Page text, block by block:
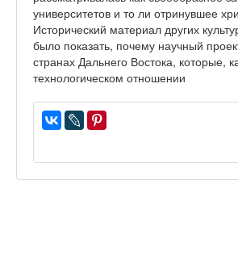
университетов и то ли отринувшее
Исторический материал других
было показать, почему научный
странах Дальнего Востока, которые,
технологическом отношении